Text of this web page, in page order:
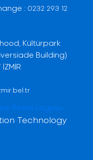
: 0232 293 12
Kültürpark
Building)
Technology